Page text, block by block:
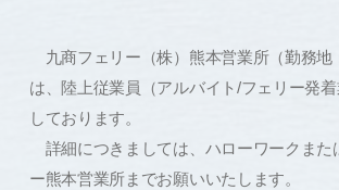
九商フェリー（株）熊本営業所（勤務地
は、陸上従業員（アルバイト/フェリー発
しております。
詳細につきましては、ハローワークまた
ー熊本営業所までお願いいたします。